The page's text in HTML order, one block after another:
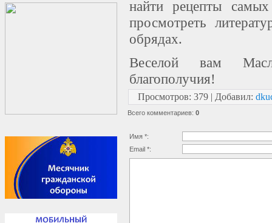
найти рецепты
просмотреть
обрядах.
Веселой вам
благополучия!
Просмотров: 379 | Добавил:
Всего комментариев: 0
Имя *:
Email *: